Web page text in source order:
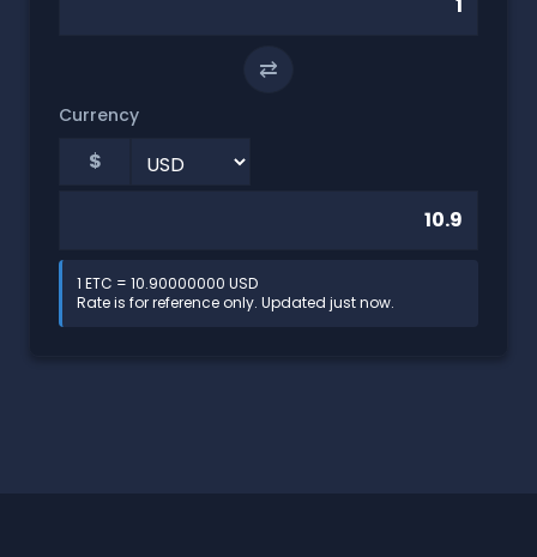
⇄
Currency
$
1 ETC = 10.90000000 USD
Rate is for reference only. Updated just now.